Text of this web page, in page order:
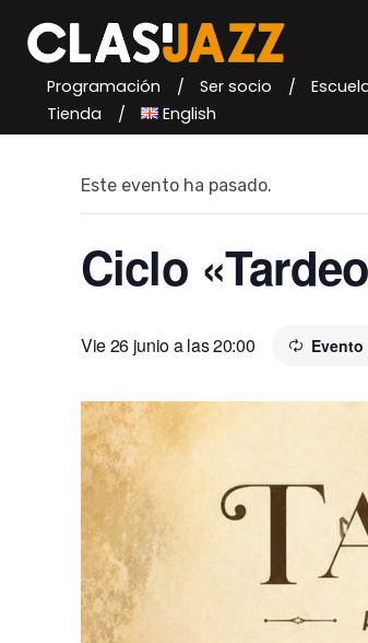
content
Programación Ser socio
Tienda
English
« Todos los Eventos
Este evento ha pasado.
Ciclo
Vie 26 junio a las 20:00